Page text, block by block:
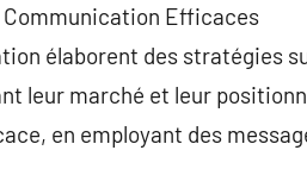
Communication Efficaces
élaborent des stratégies
leur marché et leur
en employant des